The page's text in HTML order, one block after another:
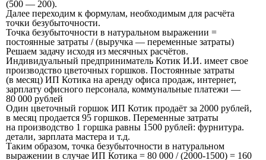
(500 — 200).
Далее переходим к формулам, необходимым для расчёта
точки безубыточности.
Точка безубыточности в натуральном выражении =
постоянные затраты / (выручка — переменные затраты)
Решаем задачу исходя из месячных расчётов.
Индивидуальный предприниматель Котик И.И. имеет свое
производство цветочных горшков. Постоянные затраты
(в месяц) ИП Котика на аренду офиса продаж, интернет,
зарплату офисного персонала, коммунальные платежи —
80 000 рублей
Один цветочный горшок ИП Котик продаёт за 2000 рублей,
в месяц продается 95 горшков. Переменные затраты
на производство 1 горшка равны 1500 рублей: фурнитура.
детали, зарплата мастера и т.д.
Таким образом, точка безубыточности в натуральном
выражении в случае ИП Котика = 80 000 / (2000-1500) = 160